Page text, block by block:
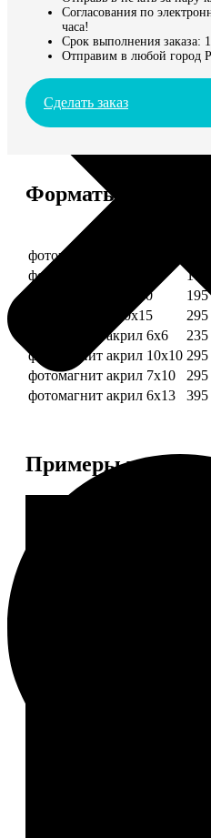
Согласования по
часа!
Срок выполнения заказа:
Отправим в любой город
Сделать заказ
Форматы и цены
Услуга
фотомагниты 6х6
фотомагнит 7х10
175
фотомагниты 10х10
195
фотомагниты 10х15
295
фотомагнит акрил 6х6
235
фотомагнит акрил 10х10 295
фотомагнит акрил 7х10
295
фотомагнит акрил 6х13
395
Примеры работ